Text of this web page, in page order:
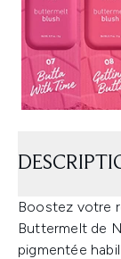
Boostez votre
Buttermelt de
pigmentée